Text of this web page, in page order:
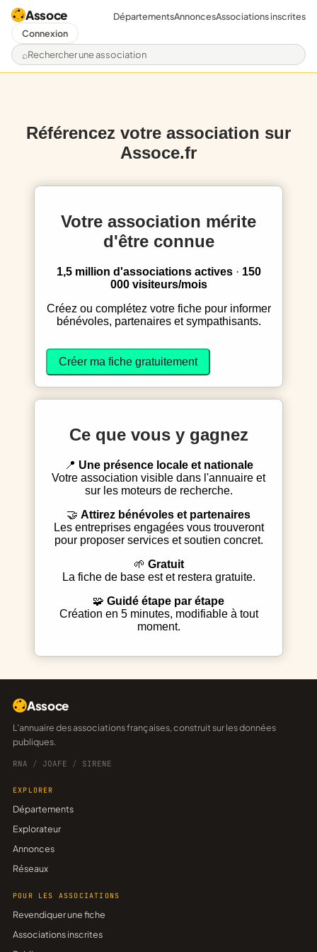
Assoce
Rechercher une association
DépartementsAnnoncesAssociations inscrites
Connexion
Référencez votre association sur
Assoce.fr
Votre association mérite
d'être connue
1,5 million d'associations actives· 150
000 visiteurs/mois
Créez ou complétez votre fiche pour informer
bénévoles, partenaires et sympathisants.
Créer ma fiche gratuitement
Ce que vous y gagnez
Une présence locale et nationale
Votre association visible dans l'annuaire et
sur les moteurs de recherche.
Attirez bénévoles et partenaires
Les entreprises engagées vous trouveront
pour proposer services et soutien concret.
Gratuit
La fiche de base est et restera gratuite.
Guidé étape par étape
Création en 5 minutes, modifiable à tout
moment.
Assoce
L'annuaire des associations françaises, construit sur les données
publiques.
RNA / JOAFE / SIRENE
EXPLORER
Départements
Explorateur
Annonces
Réseaux
POUR LES ASSOCIATIONS
Revendiquer une fiche
Associations inscrites